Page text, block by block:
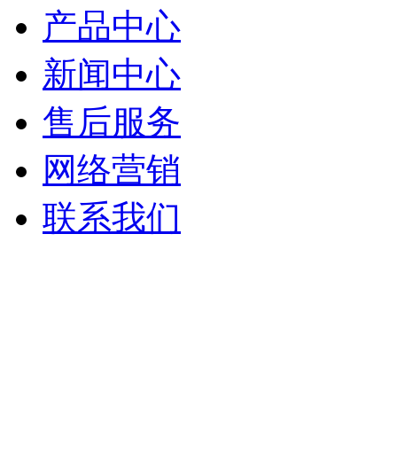
产品中心
新闻中心
售后服务
网络营销
联系我们